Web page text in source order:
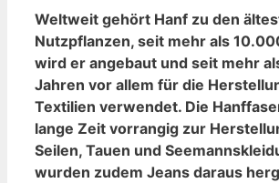
Weltweit gehört Hanf zu den
Nutzpflanzen, seit mehr als
wird er angebaut und seit mehr
Jahren vor allem für die
Textilien verwendet. Die
lange Zeit vorrangig zur
Seilen, Tauen und
wurden zudem Jeans daraus